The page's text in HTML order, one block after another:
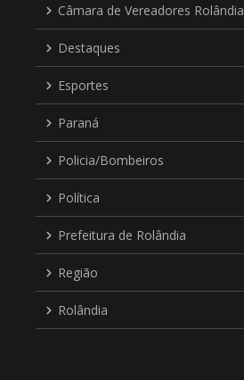
Câmara de Vereadores Rolândia
Destaques
Esportes
Paraná
Policia/Bombeiros
Política
Prefeitura de Rolândia
Região
Rolândia